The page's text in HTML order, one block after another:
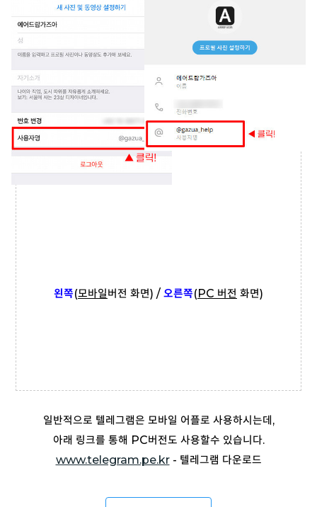
왼쪽(모바일버전 화면) / 오른쪽(PC 버전 화면)
일반적으로 텔레그램은 모바일 어플로 사용하시는데,
아래 링크를 통해 PC버전도 사용할수 있습니다.
www.telegram.pe.kr- 텔레그램 다운로드